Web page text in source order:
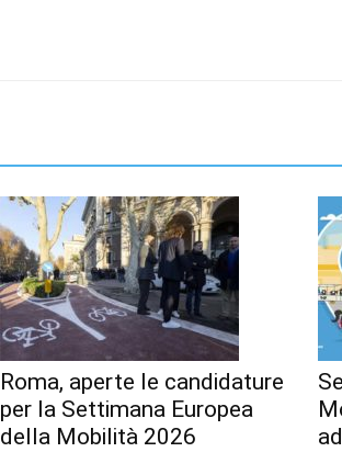
Roma, aperte le candidature
per la Settimana Europea
della Mobilità 2026